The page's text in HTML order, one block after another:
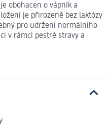
obohacen o vápník a
je přirozeně bez laktózy
pro udržení normálního
v rámci pestré stravy a